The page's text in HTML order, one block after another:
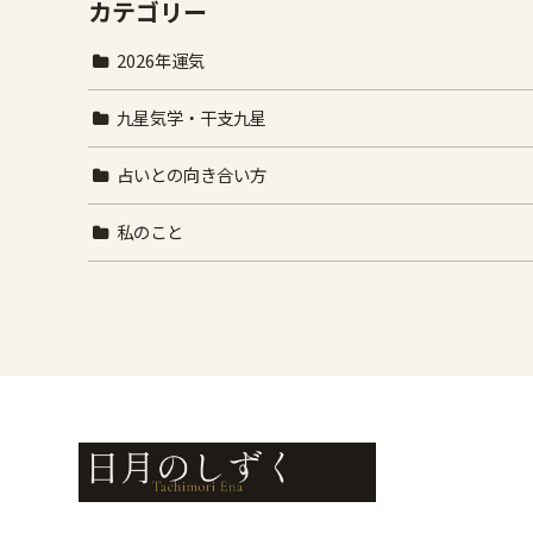
カテゴリー
2026年運気
九星気学・干支九星
占いとの向き合い方
私のこと